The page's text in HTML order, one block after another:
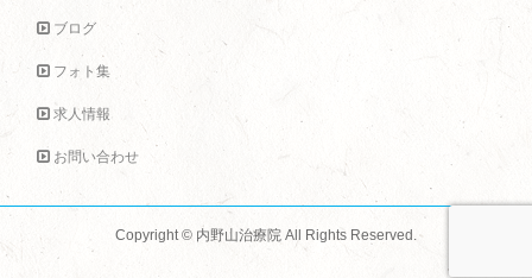
ブログ
フォト集
求人情報
お問い合わせ
Copyright © 内野山治療院All Rights Reserved.